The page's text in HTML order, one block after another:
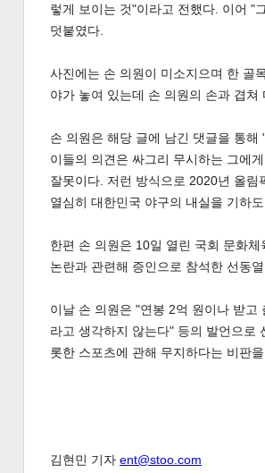
렇게 보이는 것"이라고 전했다. 이어 "
덧붙였다.
사진에는 손 의원이 미소지으며 한 골
야가 놓여 있는데 손 의원의 손과 겹
손 의원은 해당 글에 남긴 댓글을 통
이들의 의견은 싸그리 무시하는 그에
잘못이다. 저런 방식으로 2020년 올
열심히 대한민국 야구의 내실을 기하
한편 손 의원은 10일 열린 국회 문화
논란과 관련해 증인으로 참석한 선동
이날 손 의원은 "연봉 2억 원이나 받
라고 생각하지 않는다" 등의 발언으로
롯한 스포츠에 관해 무지하다는 비판
김현민 기자 ent@stoo.com